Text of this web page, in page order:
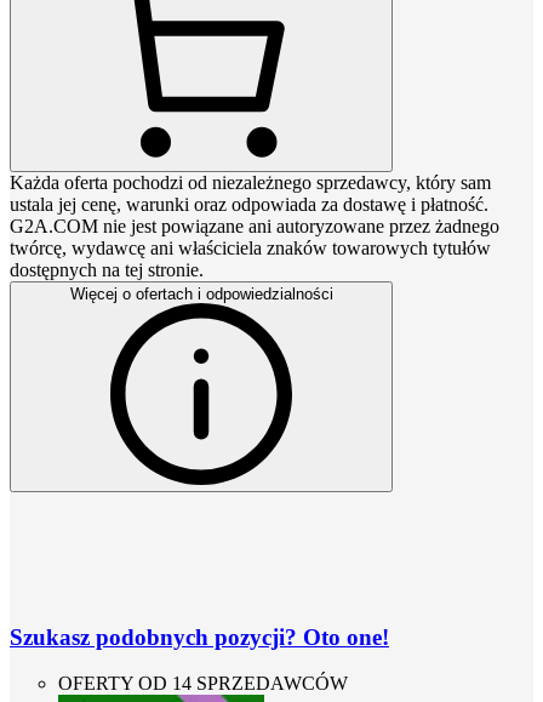
Każda oferta pochodzi od niezależnego sprzedawcy, który sam
ustala jej cenę, warunki oraz odpowiada za dostawę i płatność.
G2A.COM nie jest powiązane ani autoryzowane przez żadnego
twórcę, wydawcę ani właściciela znaków towarowych tytułów
dostępnych na tej stronie.
Więcej o ofertach i odpowiedzialności
Szukasz podobnych pozycji? Oto one!
OFERTY OD 14 SPRZEDAWCÓW